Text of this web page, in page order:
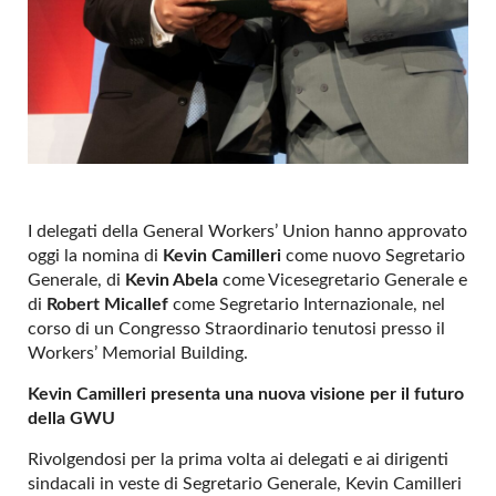
I delegati della General Workers’ Union hanno approvato
oggi la nomina di Kevin Camilleri come nuovo Segretario
Generale, di Kevin Abela come Vicesegretario Generale e
di Robert Micallef come Segretario Internazionale, nel
corso di un Congresso Straordinario tenutosi presso il
Workers’ Memorial Building.
Kevin Camilleri presenta una nuova visione per il futuro
della GWU
Rivolgendosi per la prima volta ai delegati e ai dirigenti
sindacali in veste di Segretario Generale, Kevin Camilleri